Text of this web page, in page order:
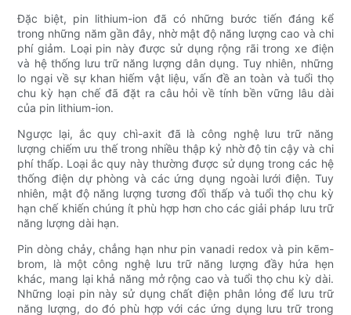
Đặc biệt, pin lithium-ion đã có những bước tiến đáng kể
trong những năm gần đây, nhờ mật độ năng lượng cao và chi
phí giảm. Loại pin này được sử dụng rộng rãi trong xe điện
và hệ thống lưu trữ năng lượng dân dụng. Tuy nhiên, những
lo ngại về sự khan hiếm vật liệu, vấn đề an toàn và tuổi thọ
chu kỳ hạn chế đã đặt ra câu hỏi về tính bền vững lâu dài
của pin lithium-ion.
Ngược lại, ắc quy chì-axit đã là công nghệ lưu trữ năng
lượng chiếm ưu thế trong nhiều thập kỷ nhờ độ tin cậy và chi
phí thấp. Loại ắc quy này thường được sử dụng trong các hệ
thống điện dự phòng và các ứng dụng ngoài lưới điện. Tuy
nhiên, mật độ năng lượng tương đối thấp và tuổi thọ chu kỳ
hạn chế khiến chúng ít phù hợp hơn cho các giải pháp lưu trữ
năng lượng dài hạn.
Pin dòng chảy, chẳng hạn như pin vanadi redox và pin kẽm-
brom, là một công nghệ lưu trữ năng lượng đầy hứa hẹn
khác, mang lại khả năng mở rộng cao và tuổi thọ chu kỳ dài.
Những loại pin này sử dụng chất điện phân lỏng để lưu trữ
năng lượng, do đó phù hợp với các ứng dụng lưu trữ trong